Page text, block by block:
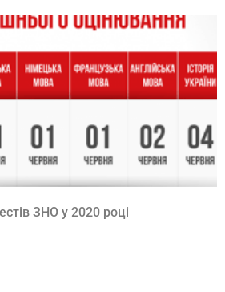
ЗНО у 2020 році